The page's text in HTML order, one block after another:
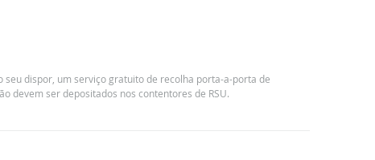
seu dispor, um serviço gratuito de recolha porta-a-porta de
devem ser depositados nos contentores de RSU.